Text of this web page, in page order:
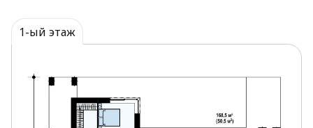
В левом крыле спроектированы 4 спальни с
доступами к террасе.
фотографиями
в разделе с домами, площадь которых больше 200
м2. Все они отличаются уникальностью.
1-ый этаж